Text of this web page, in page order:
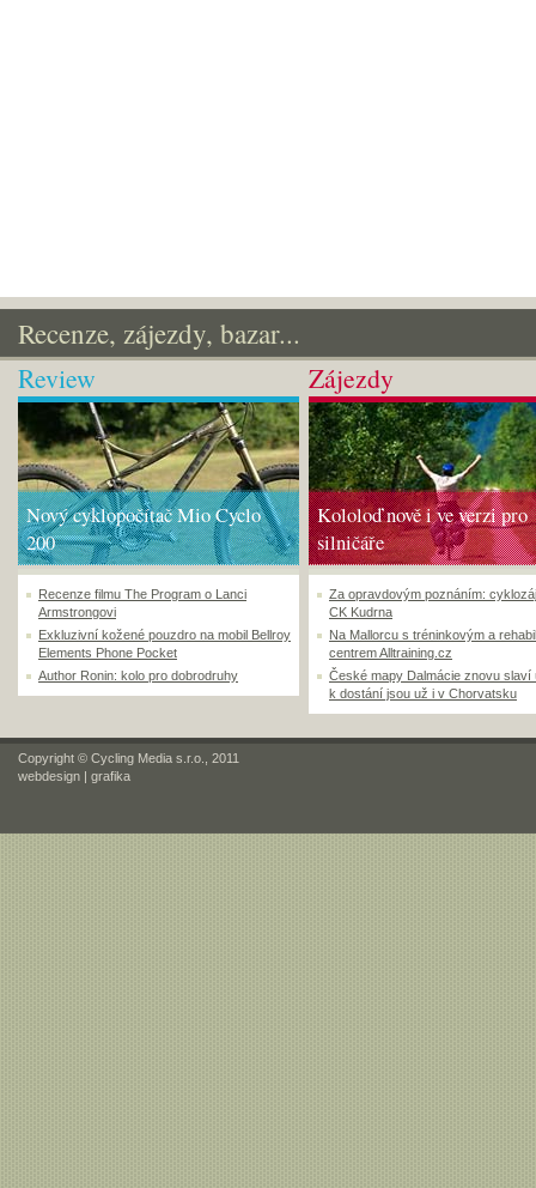
Recenze, zájezdy, bazar...
Review
Nový cyklopočítač Mio Cyclo
200
Recenze filmu The Program o Lanci
Armstrongovi
Exkluzivní kožené pouzdro na mobil Bellroy
Elements Phone Pocket
Author Ronin: kolo pro dobrodruhy
Zájezdy
Kololoď nově i ve verzi pro
silničáře
Za opravdovým poznáním:
CK Kudrna
Na Mallorcu s tréninkovým a
centrem Alltraining.cz
České mapy Dalmácie znovu slaví
k dostání jsou už i v Chorvatsku
Copyright © Cycling Media s.r.o., 2011
webdesign | grafika